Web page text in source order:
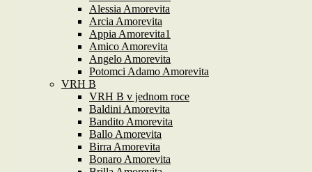
Alessia Amorevita
Arcia Amorevita
Appia Amorevita1
Amico Amorevita
Angelo Amorevita
Potomci Adamo Amorevita
VRH B
VRH B v jednom roce
Baldini Amorevita
Bandito Amorevita
Ballo Amorevita
Birra Amorevita
Bonaro Amorevita